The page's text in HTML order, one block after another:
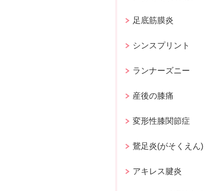
足底筋膜炎
シンスプリント
ランナーズニー
産後の膝痛
変形性膝関節症
鵞足炎(がそくえん)
アキレス腱炎